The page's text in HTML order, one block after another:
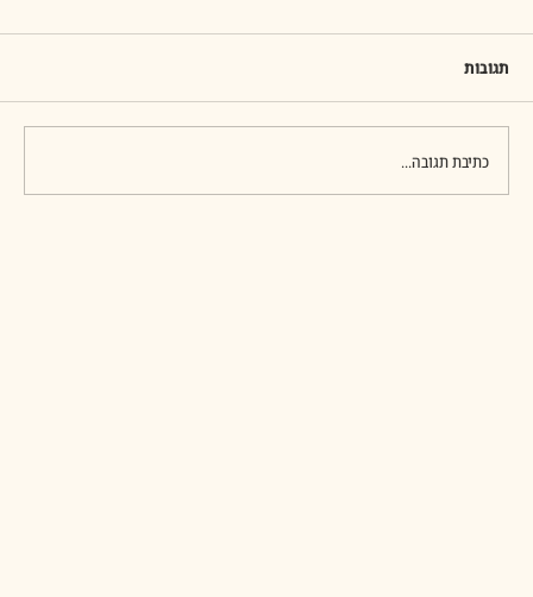
"וּיַרְא יוֹסֵף אֶת-אֶחָיו, וַיַּכִּרֵם; וַיִּתְנַכֵּר אֲלֵיהֶם וַיְדַבֵּר אִתָּם
קָשׁוֹת, וַיֹּאמֶר אֲלֵהֶם מֵאַיִן בָּאתֶם, וַיֹּאמְרוּ, מֵאֶרֶץ כְּנַעַן
לִשְׁבָּר-אֹכֶל. ח וַיַּכֵּר יוֹסֵף, אֶת-
תגובות
כתיבת תגובה...